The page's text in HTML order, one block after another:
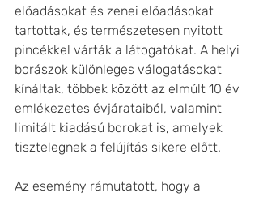
előadásokat és zenei előadásokat
tartottak, és természetesen nyitott
pincékkel várták a látogatókat. A helyi
borászok különleges válogatásokat
kínáltak, többek között az elmúlt 10 év
emlékezetes évjárataiból, valamint
limitált kiadású borokat is, amelyek
tisztelegnek a felújítás sikere előtt.
Az esemény rámutatott, hogy a